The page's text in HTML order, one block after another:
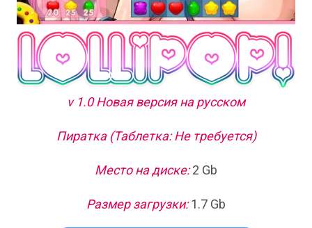
v 1.0 Новая версия на русском
Пиратка (Таблетка: Не требуется)
Место на диске:2 Gb
Размер загрузки:1.7 Gb